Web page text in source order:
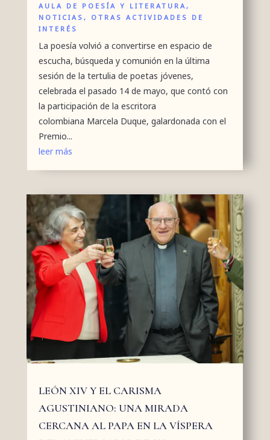
AULA DE POESÍA Y LITERATURA,
NOTICIAS, OTRAS ACTIVIDADES DE
INTERÉS
La poesía volvió a convertirse en espacio de
escucha, búsqueda y comunión en la última
sesión de la tertulia de poetas jóvenes,
celebrada el pasado 14 de mayo, que contó con
la participación de la escritora
colombiana Marcela Duque, galardonada con el
Premio...
leer más
LEÓN XIV Y EL CARISMA
AGUSTINIANO: UNA MIRADA
CERCANA AL PAPA EN LA VÍSPERA